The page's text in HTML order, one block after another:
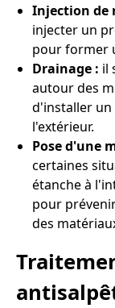
Injection de
injecter un
pour former
Drainage : il
autour des
d'installer un
l'extérieur.
Pose d'une
certaines
étanche à
pour
des